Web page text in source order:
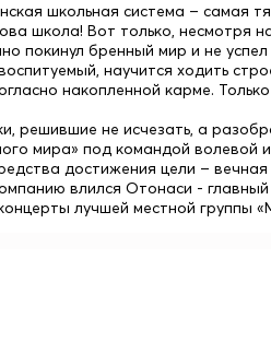
школьная система – самая
школа! Вот только, несмотря
покинул бренный мир и не
научится ходить
накопленной карме.
решившие не исчезать, а
мира» под командой волевой
достижения цели –
влился Отонаси -
лучшей местной группы